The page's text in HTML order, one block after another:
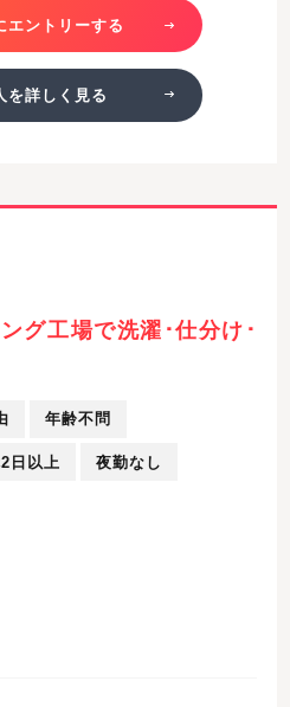
エントリーする
を詳しく見る
グ工場で洗濯･仕分け･
年齢不問
日以上 夜勤なし